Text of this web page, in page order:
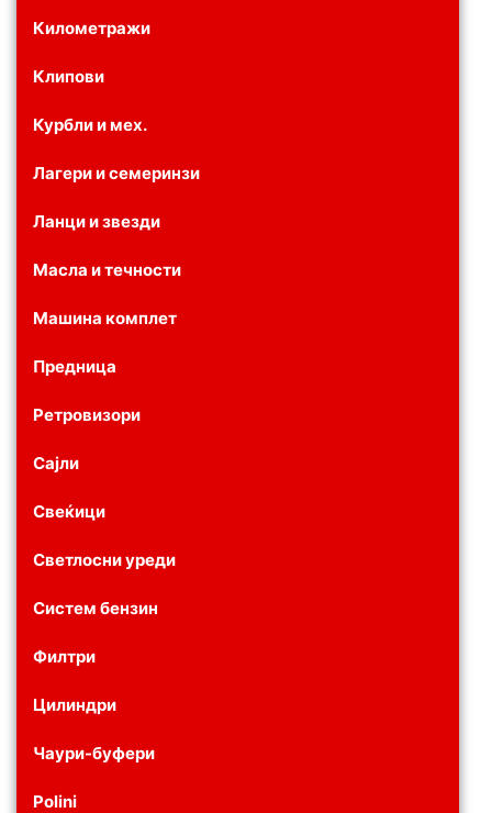
Километражи
Клипови
Курбли и мех.
Лагери и семеринзи
Ланци и звезди
Масла и течности
Машина комплет
Предница
Ретровизори
Сајли
Свеќици
Светлосни уреди
Систем бензин
Филтри
Цилиндри
Чаури-буфери
Polini